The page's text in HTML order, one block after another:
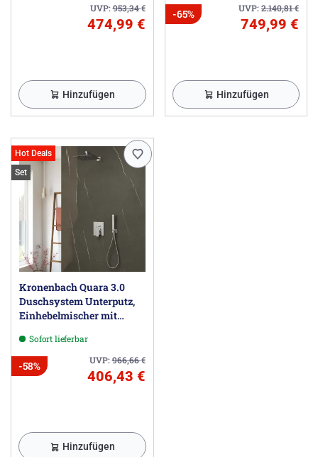
UVP:953,34€
474,99 €
Hinzufügen
UVP:2.140,81€
-65%
749,99 €
Hinzufügen
Hot Deals
Set
Kronenbach Quara 3.0
Duschsystem Unterputz,
Einhebelmischer mit
Sofort lieferbar
UVP:966,66€
-58%
406,43 €
Hinzufügen